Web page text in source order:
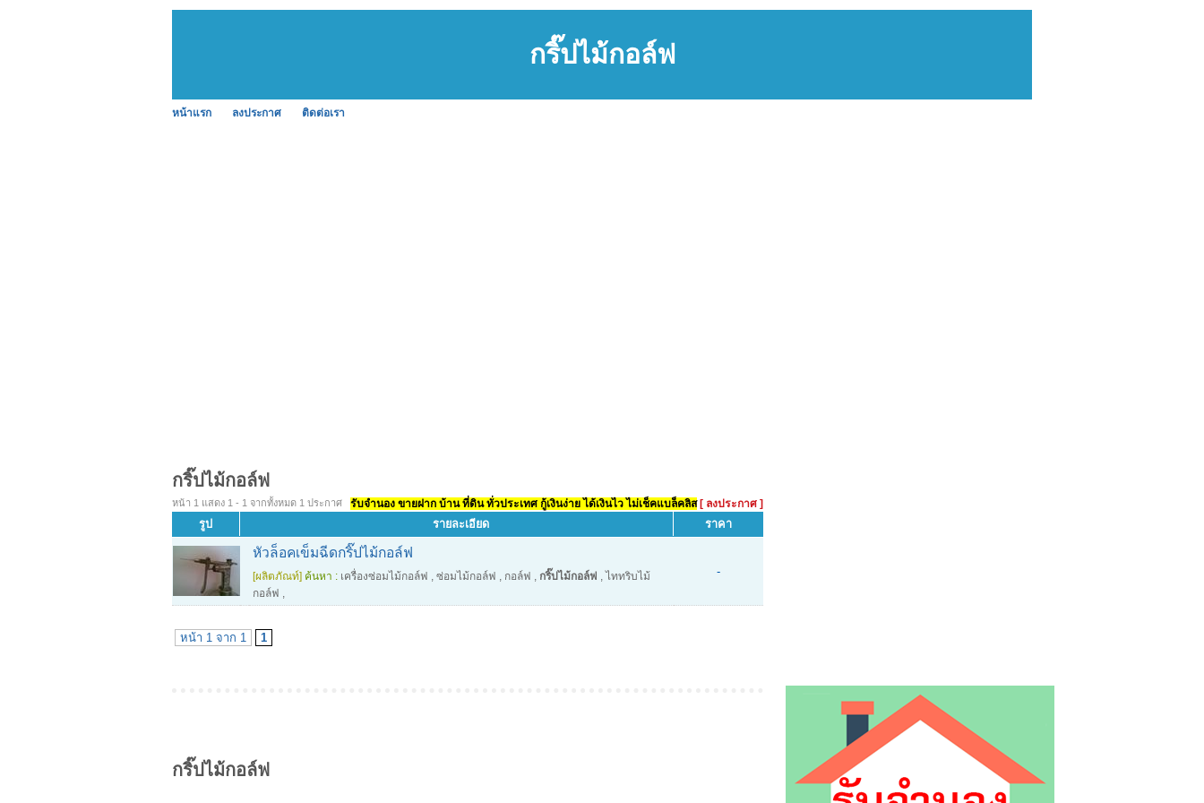
กริ๊ปไม้กอล์ฟ
หน้าแรก ลงประกาศ ติดต่อเรา
กริ๊ปไม้กอล์ฟ
หน้า 1 แสดง 1 - 1 จากทั้งหมด 1 ประกาศ รับจำนอง ขายฝาก บ้าน ที่ดิน ทั่วประเทศ กู้เงินง่าย ได้เงินไว ไม่เช็คแบล็คลิส [ ลงประกาศ ]
รูป รายละเอียด ราคา
หัวล็อคเข็มฉีดกริ๊ปไม้กอล์ฟ
[ผลิตภัณท์] ค้นหา : เครื่องซ่อมไม้กอล์ฟ , ซ่อมไม้กอล์ฟ , กอล์ฟ , กริ๊ปไม้กอล์ฟ , ไททริบไม้
กอล์ฟ ,
-
หน้า 1 จาก 1 1
กริ๊ปไม้กอล์ฟ